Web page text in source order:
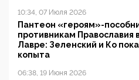
10:34, 07 Июля 2026
Пантеон «героям»-
противникам Православия
Лавре: Зеленский и Ко
копыта
06:38, 19 Июня 2026